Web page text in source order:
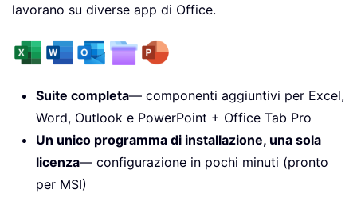
lavorano su diverse app di Office.
Suite completa— componenti aggiuntivi per Excel,
Word, Outlook e PowerPoint + Office Tab Pro
Un unico programma di installazione, una sola
licenza— configurazione in pochi minuti (pronto
per MSI)